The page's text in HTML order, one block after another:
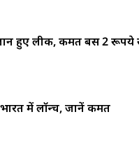
हुए लीक, कीमत बस 2 रूपये
में लॉन्च, जानें कीमत